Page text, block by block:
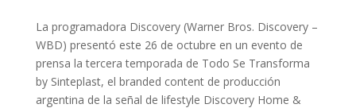
La programadora Discovery (Warner Bros. Discovery –
WBD) presentó este 26 de octubre en un evento de
prensa la tercera temporada de Todo Se Transforma
by Sinteplast, el branded content de producción
argentina de la señal de lifestyle Discovery Home &